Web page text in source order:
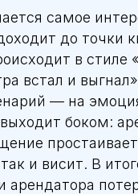
самое
до точки
в стиле
встал и
— на
боком:
и висит. В
арендатора